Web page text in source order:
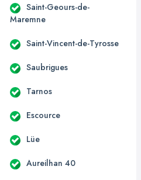
Saint-Geours-de-
Maremne
Saint-Vincent-de-Tyrosse
Saubrigues
Tarnos
Escource
Lüe
Aureilhan 40